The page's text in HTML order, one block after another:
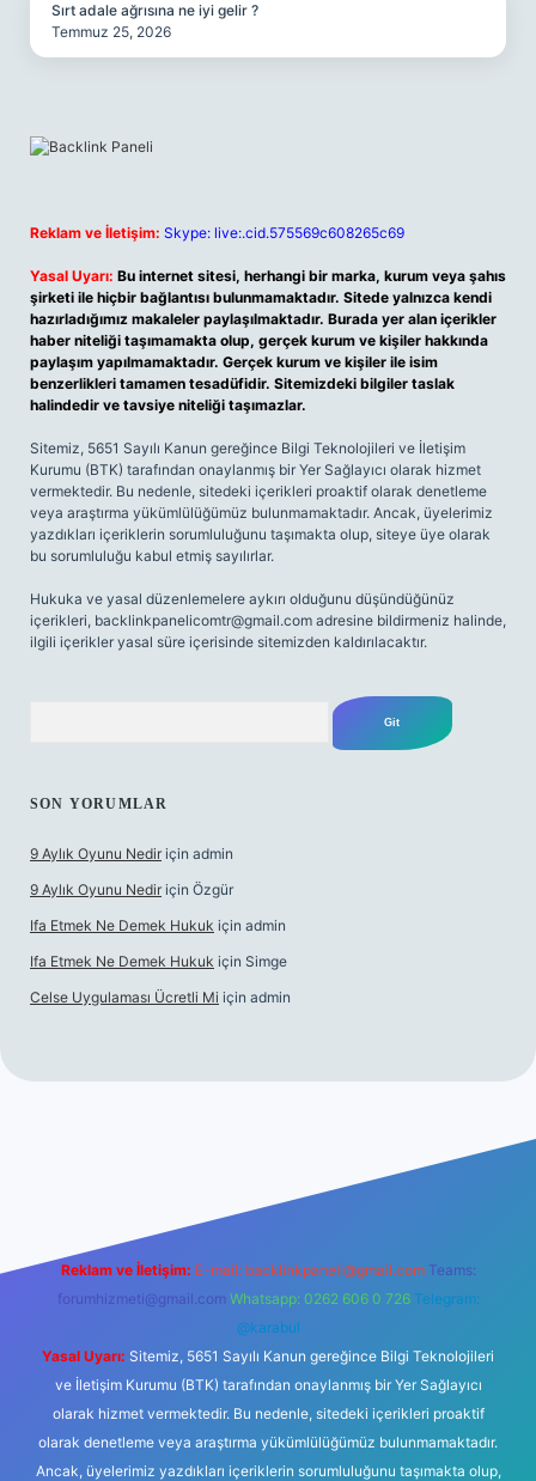
Sırt adale ağrısına ne iyi gelir ?
Temmuz 25, 2026
Reklam ve İletişim: Skype: live:.cid.575569c608265c69
Yasal Uyarı: Bu internet sitesi, herhangi bir marka, kurum veya şahıs
şirketi ile hiçbir bağlantısı bulunmamaktadır. Sitede yalnızca kendi
hazırladığımız makaleler paylaşılmaktadır. Burada yer alan içerikler
haber niteliği taşımamakta olup, gerçek kurum ve kişiler hakkında
paylaşım yapılmamaktadır. Gerçek kurum ve kişiler ile isim
benzerlikleri tamamen tesadüfidir. Sitemizdeki bilgiler taslak
halindedir ve tavsiye niteliği taşımazlar.
Sitemiz, 5651 Sayılı Kanun gereğince Bilgi Teknolojileri ve İletişim
Kurumu (BTK) tarafından onaylanmış bir Yer Sağlayıcı olarak hizmet
vermektedir. Bu nedenle, sitedeki içerikleri proaktif olarak denetleme
veya araştırma yükümlülüğümüz bulunmamaktadır. Ancak, üyelerimiz
yazdıkları içeriklerin sorumluluğunu taşımakta olup, siteye üye olarak
bu sorumluluğu kabul etmiş sayılırlar.
Hukuka ve yasal düzenlemelere aykırı olduğunu düşündüğünüz
içerikleri, backlinkpanelicomtr@gmail.com adresine bildirmeniz halinde,
ilgili içerikler yasal süre içerisinde sitemizden kaldırılacaktır.
SON YORUMLAR
9 Aylık Oyunu Nedir için admin
9 Aylık Oyunu Nedir için Özgür
Ifa Etmek Ne Demek Hukuk için admin
Ifa Etmek Ne Demek Hukuk için Simge
Celse Uygulaması Ücretli Mi için admin
Reklam ve İletişim: E-mail: backlinkpaneli@gmail.com Teams:
forumhizmeti@gmail.com Whatsapp: 0262 606 0 726 Telegram:
@karabul
Yasal Uyarı: Sitemiz, 5651 Sayılı Kanun gereğince Bilgi Teknolojileri
ve İletişim Kurumu (BTK) tarafından onaylanmış bir Yer Sağlayıcı
olarak hizmet vermektedir. Bu nedenle, sitedeki içerikleri proaktif
olarak denetleme veya araştırma yükümlülüğümüz bulunmamaktadır.
Ancak, üyelerimiz yazdıkları içeriklerin sorumluluğunu taşımakta olup,